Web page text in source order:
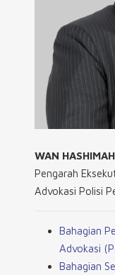
WAN
Pengarah
Advokasi Polisi
Bahagian
Advokasi
Bahagian